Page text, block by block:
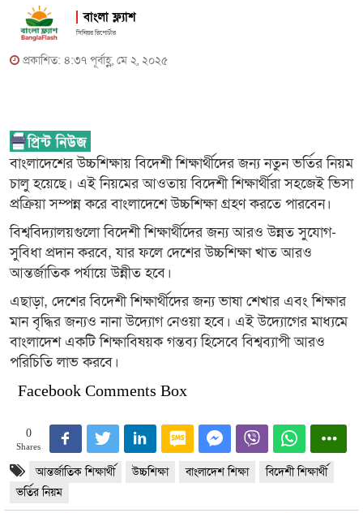
বাংলা ফ্ল্যাশ
সিনিয়র রিপোর্টার
প্রকাশিত: ৪:৩৭ পূর্বাহ্ণ, মে ২, ২০২৫
বাংলাদেশের উচ্চশিক্ষায় বিদেশী শিক্ষার্থীদের জন্য নতুন ভর্তির নিয়ম
চালু হয়েছে। এই নিয়মের আওতায় বিদেশী শিক্ষার্থীরা সহজেই ভিসা
প্রক্রিয়া সম্পন্ন করে বাংলাদেশে উচ্চশিক্ষা গ্রহণ করতে পারবেন।
বিশ্ববিদ্যালয়গুলো বিদেশী শিক্ষার্থীদের জন্য আরও উন্নত সুযোগ-
সুবিধা প্রদান করবে, যার ফলে দেশের উচ্চশিক্ষা খাত আরও
আন্তর্জাতিক পর্যায়ে উন্নীত হবে।
এছাড়া, দেশের বিদেশী শিক্ষার্থীদের জন্য ভাষা শেখার এবং শিক্ষার
মান বৃদ্ধির জন্যও নানা উদ্যোগ নেওয়া হবে। এই উদ্যোগের মাধ্যমে
বাংলাদেশ একটি শিক্ষাবিষয়ক গন্তব্য হিসেবে বিশ্বব্যাপী আরও
পরিচিতি লাভ করবে।
Facebook Comments Box
0
Shares
আন্তর্জাতিক শিক্ষার্থী উচ্চশিক্ষা বাংলাদেশ শিক্ষা
বিদেশী শিক্ষার্থী
ভর্তির নিয়ম